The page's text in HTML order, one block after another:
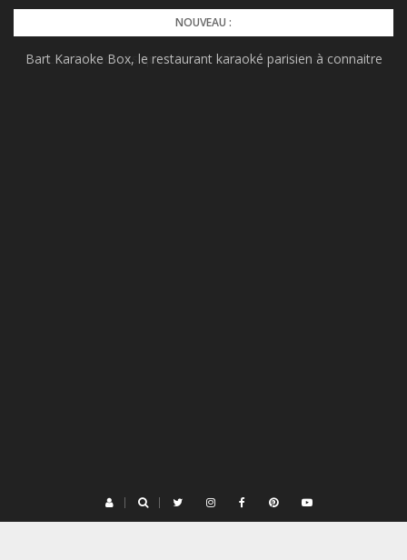
Skip
content
NOUVEAU :
Bart Karaoke Box, le restaurant karaoké parisien à connaitre